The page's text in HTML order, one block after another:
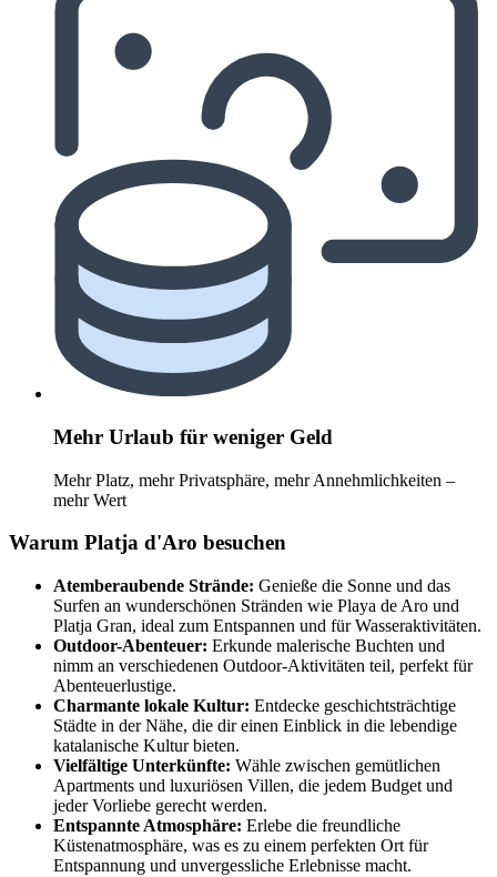
Mehr Urlaub für weniger Geld
Mehr Platz, mehr Privatsphäre, mehr Annehmlichkeiten –
mehr Wert
Warum Platja d'Aro besuchen
Atemberaubende Strände: Genieße die Sonne und das
Surfen an wunderschönen Stränden wie Playa de Aro und
Platja Gran, ideal zum Entspannen und für Wasseraktivitäten.
Outdoor-Abenteuer: Erkunde malerische Buchten und
nimm an verschiedenen Outdoor-Aktivitäten teil, perfekt für
Abenteuerlustige.
Charmante lokale Kultur: Entdecke geschichtsträchtige
Städte in der Nähe, die dir einen Einblick in die lebendige
katalanische Kultur bieten.
Vielfältige Unterkünfte: Wähle zwischen gemütlichen
Apartments und luxuriösen Villen, die jedem Budget und
jeder Vorliebe gerecht werden.
Entspannte Atmosphäre: Erlebe die freundliche
Küstenatmosphäre, was es zu einem perfekten Ort für
Entspannung und unvergessliche Erlebnisse macht.